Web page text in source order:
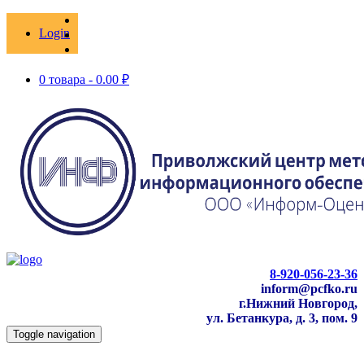
Login
0 товара - 0.00 ₽
8-920-056-23-36
inform@pcfko.ru
г.Нижний Новгород,
ул. Бетанкура, д. 3, пом. 9
Toggle navigation